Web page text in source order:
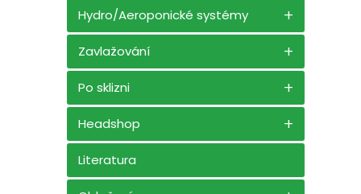
Hydro/Aeroponické systémy
Zavlažování
Po sklizni
Headshop
Literatura